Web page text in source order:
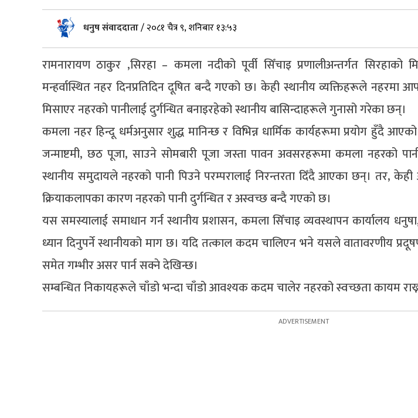
धनुष संवाददाता/२०८१ चैत्र ९, शनिबार १३:५३
रामनारायण ठाकुर ,सिरहा – कमला नदीको पूर्वी सिँचाइ प्रणालीअन्तर्गत सिरहाको
मन्हर्वास्थित नहर दिनप्रतिदिन दूषित बन्दै गएको छ। केही स्थानीय व्यक्तिहरूले नहरमा
मिसाएर नहरको पानीलाई दुर्गन्धित बनाइरहेको स्थानीय बासिन्दाहरूले गुनासो गरेका छन्।
कमला नहर हिन्दू धर्मअनुसार शुद्ध मानिन्छ र विभिन्न धार्मिक कार्यहरूमा प्रयोग हुँदै
जन्माष्टमी, छठ पूजा, साउने सोमबारी पूजा जस्ता पावन अवसरहरूमा कमला नहरको
स्थानीय समुदायले नहरको पानी पिउने परम्परालाई निरन्तरता दिँदै आएका छन्। तर, केही
क्रियाकलापका कारण नहरको पानी दुर्गन्धित र अस्वच्छ बन्दै गएको छ।
यस समस्यालाई समाधान गर्न स्थानीय प्रशासन, कमला सिँचाइ व्यवस्थापन कार्यालय
ध्यान दिनुपर्ने स्थानीयको माग छ। यदि तत्काल कदम चालिएन भने यसले वातावरणीय
समेत गम्भीर असर पार्न सक्ने देखिन्छ।
सम्बन्धित निकायहरूले चाँडो भन्दा चाँडो आवश्यक कदम चालेर नहरको स्वच्छता कायम